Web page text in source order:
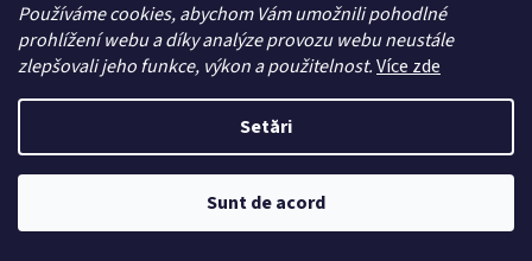
Používáme cookies, abychom Vám umožnili pohodlné
prohlížení webu a díky analýze provozu webu neustále
zlepšovali jeho funkce, výkon a použitelnost.Více zde
Setări
Sunt de acord
1/72 DH.94 Moth Minor 'Under the Southern Cross'